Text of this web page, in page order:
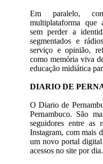
Em paralelo,
multiplataforma que
sem perder a
segmentados e
serviço e opinião,
como memória viva
educação midiática
DIARIO DE
O Diario de
Pernambuco. São
seguidores entre as
Instagram, com mais
um novo portal
acessos no site por dia.